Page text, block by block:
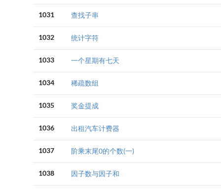
1031 查找子串
1032 统计字符
1033 一个星期有七天
1034 稀疏数组
1035 奖金提成
1036 出租汽车计费器
1037 阶乘末尾0的个数(一)
1038 因子数与因子和